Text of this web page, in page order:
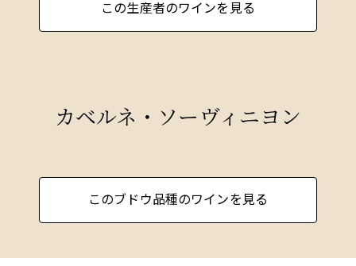
この生産者のワインを見る
カベルネ・ソーヴィニヨン
このブドウ品種のワインを見る